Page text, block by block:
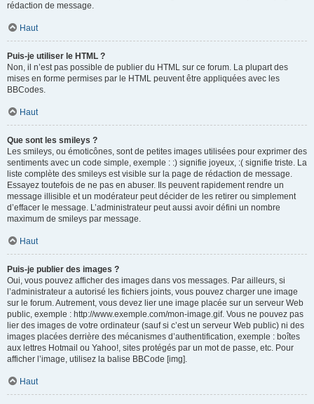
rédaction de message.
Haut
Puis-je utiliser le HTML ?
Non, il n’est pas possible de publier du HTML sur ce forum. La plupart des
mises en forme permises par le HTML peuvent être appliquées avec les
BBCodes.
Haut
Que sont les smileys ?
Les smileys, ou émoticônes, sont de petites images utilisées pour exprimer des
sentiments avec un code simple, exemple : :) signifie joyeux, :( signifie triste. La
liste complète des smileys est visible sur la page de rédaction de message.
Essayez toutefois de ne pas en abuser. Ils peuvent rapidement rendre un
message illisible et un modérateur peut décider de les retirer ou simplement
d’effacer le message. L’administrateur peut aussi avoir défini un nombre
maximum de smileys par message.
Haut
Puis-je publier des images ?
Oui, vous pouvez afficher des images dans vos messages. Par ailleurs, si
l’administrateur a autorisé les fichiers joints, vous pouvez charger une image
sur le forum. Autrement, vous devez lier une image placée sur un serveur Web
public, exemple : http://www.exemple.com/mon-image.gif. Vous ne pouvez pas
lier des images de votre ordinateur (sauf si c’est un serveur Web public) ni des
images placées derrière des mécanismes d’authentification, exemple : boîtes
aux lettres Hotmail ou Yahoo!, sites protégés par un mot de passe, etc. Pour
afficher l’image, utilisez la balise BBCode [img].
Haut